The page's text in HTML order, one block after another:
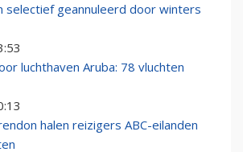
selectief geannuleerd door winters
luchthaven Aruba: 78 vluchten
halen reizigers ABC-eilanden